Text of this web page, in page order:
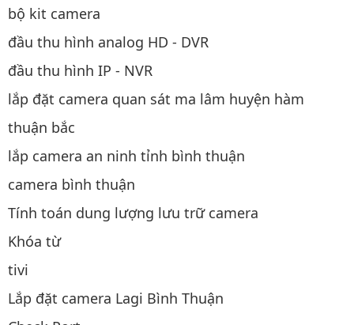
bộ kit camera
đầu thu hình analog HD - DVR
đầu thu hình IP - NVR
lắp đặt camera quan sát ma lâm huyện hàm
thuận bắc
lắp camera an ninh tỉnh bình thuận
camera bình thuận
Tính toán dung lượng lưu trữ camera
Khóa từ
tivi
Lắp đặt camera Lagi Bình Thuận